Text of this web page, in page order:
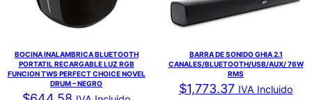
BOCINA INALAMBRICA BLUETOOTH
PORTATIL RECARGABLE LUZ RGB
FUNCION TWS PERFECT CHOICE NOVEL
DRUM – NEGRO
BARRA DE SONIDO GHIA 2.1
CANALES/BLUETOOTH/USB/AUX/ 76W
RMS
$1,773.37 IVA Incluido